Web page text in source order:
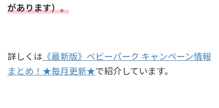
があります）。
詳しくは 《最新版》ベビーパーク キャンペーン情報
まとめ！★毎月更新★で紹介しています。